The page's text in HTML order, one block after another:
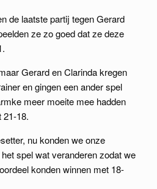
de laatste partij tegen Gerard
ze zo goed dat ze deze
Gerard en Clarinda kregen
en gingen een ander spel
meer moeite mee hadden
21-18.
nu konden we onze
spel wat veranderen zodat we
konden winnen met 18-